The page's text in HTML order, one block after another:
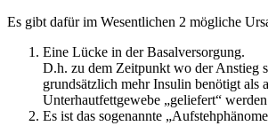
Es gibt dafür im Wesentlichen 2 mögliche
Eine Lücke in der Basalversorgung.
D.h. zu dem Zeitpunkt wo der Anstieg
grundsätzlich mehr Insulin benötigt als
Unterhautfettgewebe „geliefert“
Es ist das sogenannte